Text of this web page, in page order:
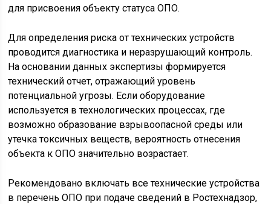
для присвоения объекту статуса ОПО.
Для определения риска от технических устройств
проводится диагностика и неразрушающий контроль.
На основании данных экспертизы формируется
технический отчет, отражающий уровень
потенциальной угрозы. Если оборудование
используется в технологических процессах, где
возможно образование взрывоопасной среды или
утечка токсичных веществ, вероятность отнесения
объекта к ОПО значительно возрастает.
Рекомендовано включать все технические устройства
в перечень ОПО при подаче сведений в Ростехнадзор,